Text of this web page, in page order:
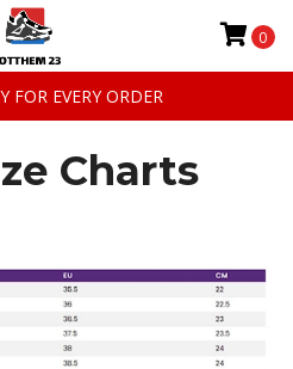
FOR EVERY ORDER
0
Charts